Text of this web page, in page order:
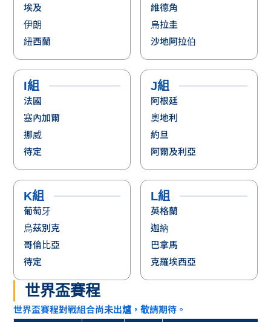
埃及
伊朗
紐西蘭
維德角
烏拉圭
沙地阿拉伯
I組
法國
塞內加爾
挪威
待定
J組
阿根廷
奧地利
約旦
阿爾及利亞
K組
葡萄牙
烏茲別克
哥倫比亞
待定
L組
英格蘭
迦納
巴拿馬
克羅埃西亞
世界盃賽程
世界盃賽程對戰組合尚未出爐，敬請期待。